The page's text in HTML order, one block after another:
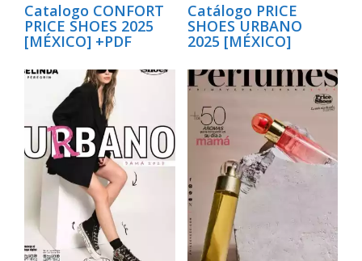
Catalogo CONFORT
PRICE SHOES 2025
[MÉXICO] +PDF
Catálogo PRICE
SHOES URBANO
2025 [MÉXICO]